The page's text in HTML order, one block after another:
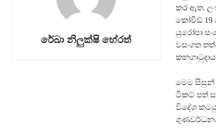
රේඛා නිලුක්ෂි හේරත්
කර ඇත.
කෝවිඞ්
යුරෝපා
වසංගත
මෙම සිසුන්
ටිකට් පත්
විදේශ